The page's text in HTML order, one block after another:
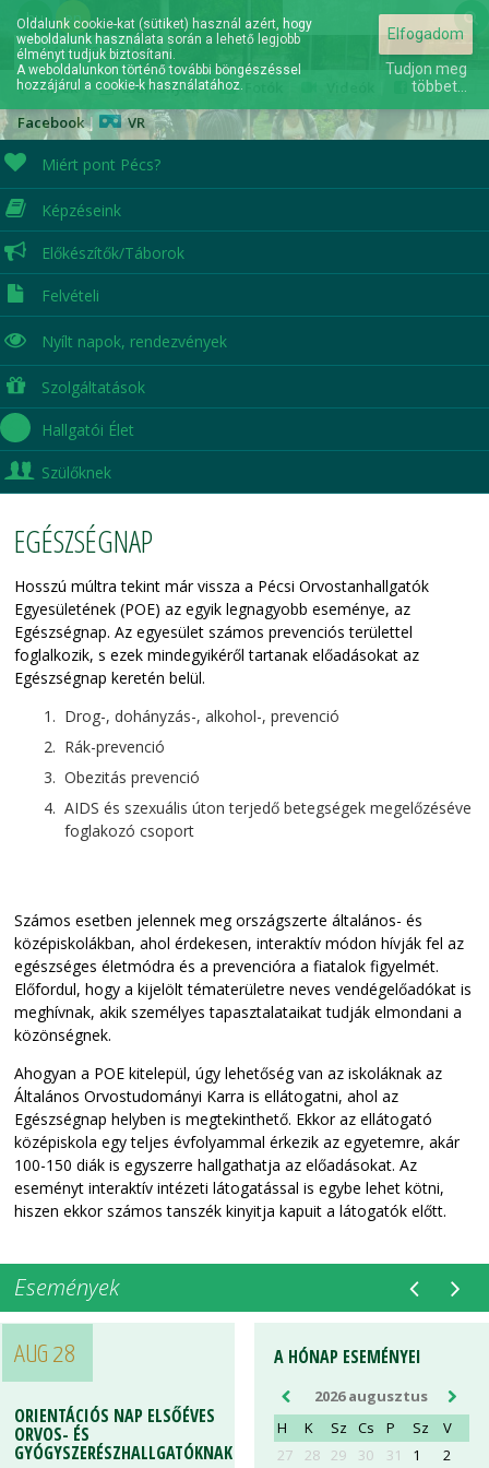
hu
en
Elérhetőségek
Hírek| Események| Fotók
Facebook| VR
Miért pont Pécs?
Képzéseink
Előkészítők/Táborok
Felvételi
Nyílt napok, rendezvények
Szolgáltatások
Hallgatói Élet
Szülőknek
EGÉSZSÉGNAP
Hosszú múltra tekint már vissza a Pécsi Orvostanhallgatók
Egyesületének (POE) az egyik legnagyobb eseménye, az
Egészségnap. Az egyesület számos prevenciós területtel
foglalkozik, s ezek mindegyikéről tartanak előadásokat az
Egészségnap keretén belül.
Drog-, dohányzás-, alkohol-, prevenció
Rák-prevenció
Obezitás prevenció
AIDS és szexuális úton terjedő betegségek megelőzéséve
foglakozó csoport
Számos esetben jelennek meg országszerte általános- és
középiskolákban, ahol érdekesen, interaktív módon hívják fel az
egészséges életmódra és a prevencióra a fiatalok figyelmét.
Előfordul, hogy a kijelölt tématerületre neves vendégelőadókat is
meghívnak, akik személyes tapasztalataikat tudják elmondani a
közönségnek.
Ahogyan a POE kitelepül, úgy lehetőség van az iskoláknak az
Általános Orvostudományi Karra is ellátogatni, ahol az
Egészségnap helyben is megtekinthető. Ekkor az ellátogató
középiskola egy teljes évfolyammal érkezik az egyetemre, akár
100-150 diák is egyszerre hallgathatja az előadásokat. Az
eseményt interaktív intézeti látogatással is egybe lehet kötni,
hiszen ekkor számos tanszék kinyitja kapuit a látogatók előtt.
Események
A HÓNAP ESEMÉNYEI
2026 augusztus
H
K Sz Cs P Sz
V
27
28 29 30 31 1 2
AUG 28
ORIENTÁCIÓS NAP ELSŐÉVES
ORVOS- ÉS
GYÓGYSZERÉSZHALLGATÓKNAK
AUG 28
ORIENTÁCIÓS NAP ELSŐÉVES
ORVOS- ÉS
GYÓGYSZERÉSZHALLGATÓKNAK
Oldalunk cookie-kat (sütiket) használ azért, hogy
weboldalunk használata során a lehető legjobb
élményt tudjuk biztosítani.
A weboldalunkon történő további böngészéssel
hozzájárul a cookie-k használatához.
Elfogadom
Tudjon meg
többet...